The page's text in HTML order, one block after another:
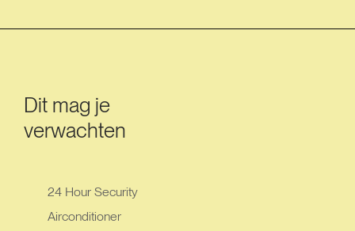
Dit mag je
verwachten
24 Hour Security
Airconditioner